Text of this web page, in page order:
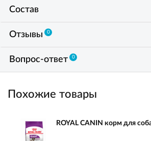
Состав
Отзывы 0
Вопрос-ответ 0
Похожие товары
ROYAL CANIN корм для